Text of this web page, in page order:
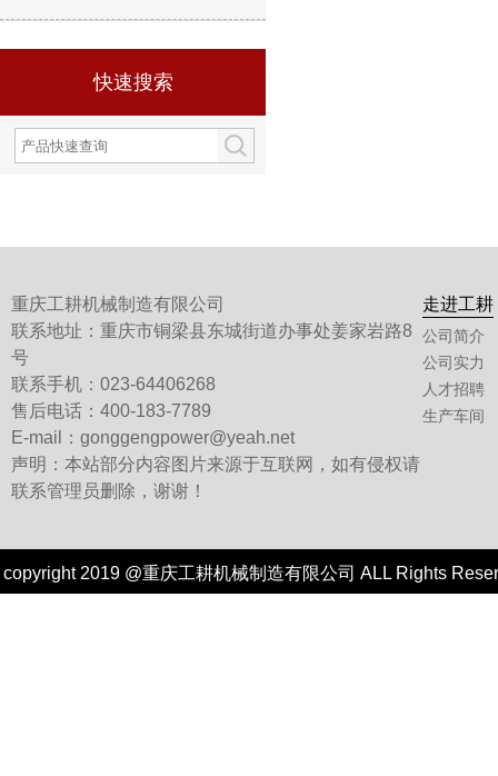
快速搜索
重庆工耕机械制造有限公司
联系地址：重庆市铜梁县东城街道办事处姜家岩路8
号
联系手机：023-64406268
售后电话：400-183-7789
E-mail：gonggengpower@yeah.net
声明：本站部分内容图片来源于互联网，如有侵权请
联系管理员删除，谢谢！
走进工耕
公司简介
公司实力
人才招聘
生产车间
copyright 2019 @重庆工耕机械制造有限公司 ALL Rights